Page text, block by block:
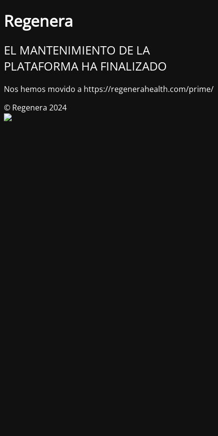
Regenera
EL MANTENIMIENTO DE LA
PLATAFORMA HA FINALIZADO
Nos hemos movido a https://regenerahealth.com/prime/
© Regenera 2024